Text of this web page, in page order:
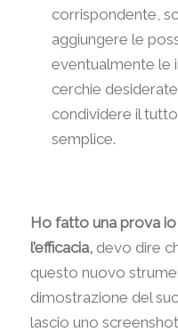
corrispondente,
aggiungere le
eventualmente le
cerchie
condividere il
semplice.
Ho fatto una prova
l’efficacia,devo dire
questo nuovo
dimostrazione del
lascio uno